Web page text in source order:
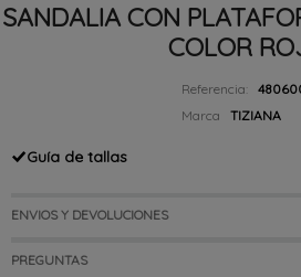
SANDALIA CON
COLOR
Referencia:
Marca
TIZIANA
Guía de tallas
ENVIOS Y DEVOLUCIONES
PREGUNTAS